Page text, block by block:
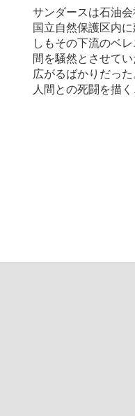
サンダースは石油
国立自然保護区内
しもその下流のベ
間を騒然とさせて
広がるばかりだっ
人間との死闘を描